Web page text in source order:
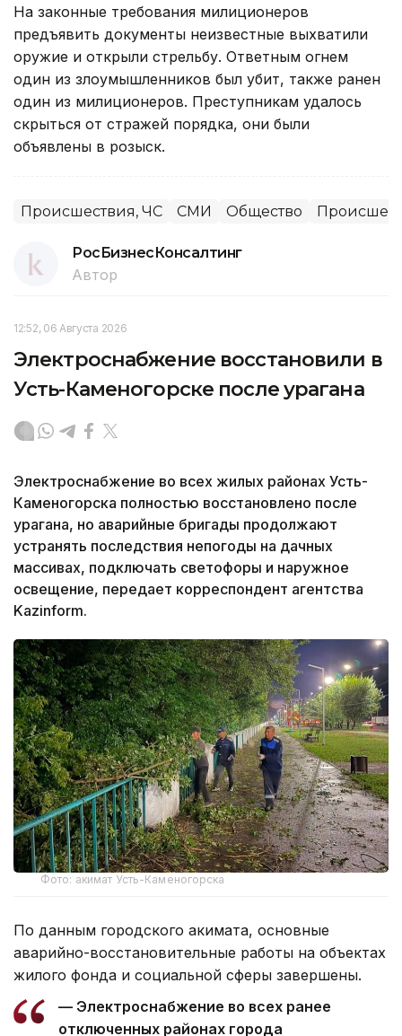
На законные требования милиционеров
предъявить документы неизвестные выхватили
оружие и открыли стрельбу. Ответным огнем
один из злоумышленников был убит, также ранен
один из милиционеров. Преступникам удалось
скрыться от стражей порядка, они были
объявлены в розыск.
Происшествия, ЧС СМИ Общество
РосБизнесКонсалтинг
Автор
12:52, 06 Августа 2026
Электроснабжение восстановили в
Усть-Каменогорске после урагана
Электроснабжение во всех жилых районах Усть-
Каменогорска полностью восстановлено после
урагана, но аварийные бригады продолжают
устранять последствия непогоды на дачных
массивах, подключать светофоры и наружное
освещение, передает корреспондент агентства
Kazinform.
Фото: акимат Усть-Каменогорска
По данным городского акимата, основные
аварийно-восстановительные работы на объектах
жилого фонда и социальной сферы завершены.
— Электроснабжение во всех ранее
отключенных районах города